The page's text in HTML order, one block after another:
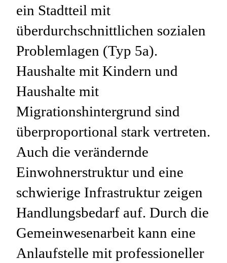
ein Stadtteil mit
überdurchschnittlichen sozialen
Problemlagen (Typ 5a).
Haushalte mit Kindern und
Haushalte mit
Migrationshintergrund sind
überproportional stark vertreten.
Auch die verändernde
Einwohnerstruktur und eine
schwierige Infrastruktur zeigen
Handlungsbedarf auf. Durch die
Gemeinwesenarbeit kann eine
Anlaufstelle mit professioneller